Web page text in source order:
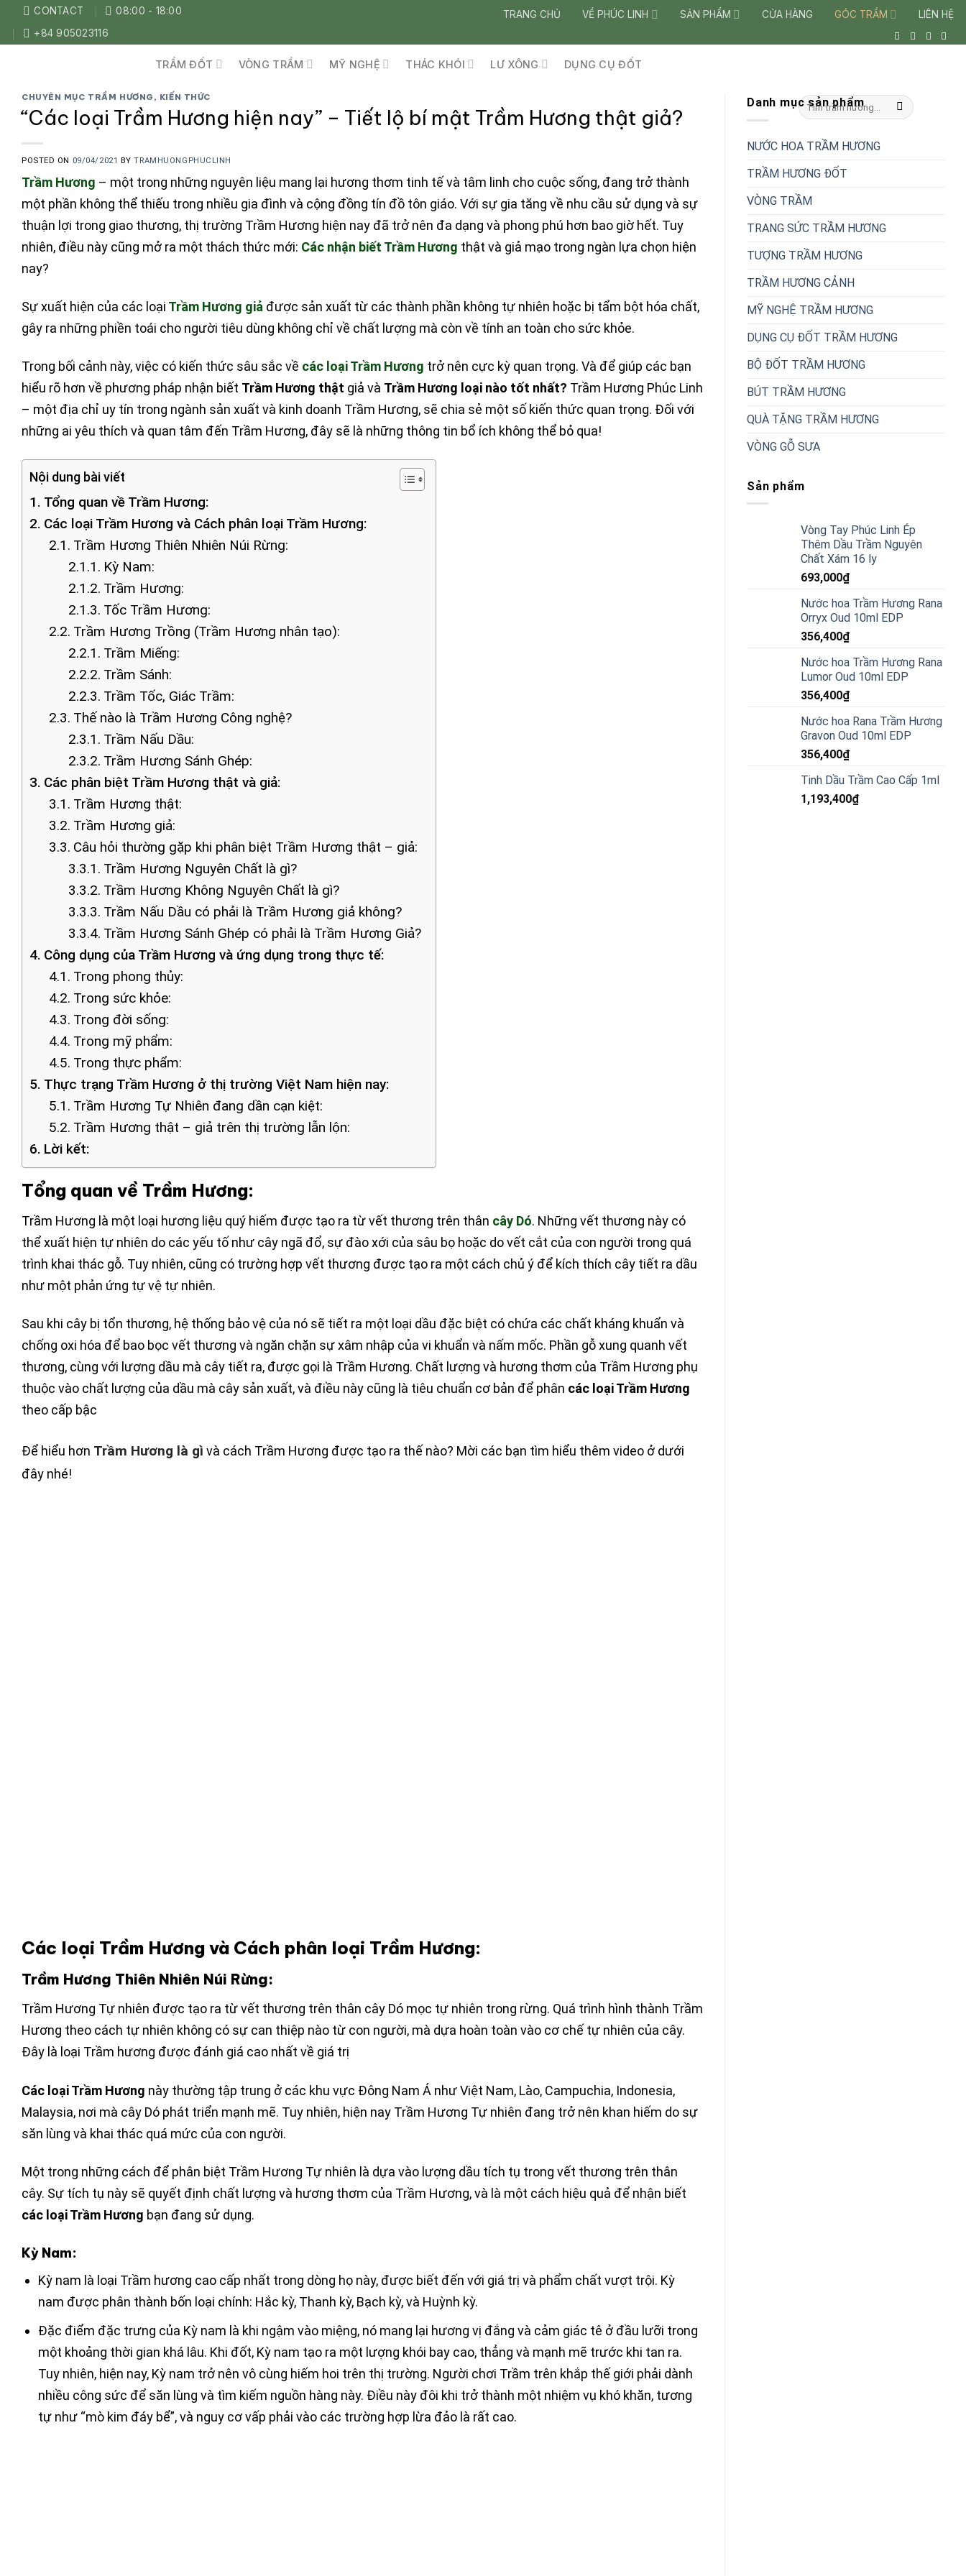
content
CONTACT
08:00 - 18:00
+84 905023116
TRANG CHỦ VỀ PHÚC LINH SẢN PHẨM CỬA HÀNG GÓC TRẦM LIÊN HỆ
TRẦM ĐỐT VÒNG TRẦM MỸ NGHỆ THÁC KHÓI LƯ XÔNG DỤNG CỤ ĐỐT
Tìm
kiếm:
CHUYÊN MỤC TRẦM HƯƠNG , KIẾN THỨC
“Các loại Trầm Hương hiện nay” – Tiết lộ bí mật Trầm Hương thật giả?
POSTED ON 09/04/2021 BYTRAMHUONGPHUCLINH
Trầm Hương – một trong những nguyên liệu mang lại hương thơm tinh tế và tâm linh cho cuộc sống, đang trở thành
một phần không thể thiếu trong nhiều gia đình và cộng đồng tín đồ tôn giáo. Với sự gia tăng về nhu cầu sử dụng và sự
thuận lợi trong giao thương, thị trường Trầm Hương hiện nay đã trở nên đa dạng và phong phú hơn bao giờ hết. Tuy
nhiên, điều này cũng mở ra một thách thức mới: Các nhận biết Trầm Hương thật và giả mạo trong ngàn lựa chọn hiện
nay?
Sự xuất hiện của các loại Trầm Hương giả được sản xuất từ các thành phần không tự nhiên hoặc bị tẩm bột hóa chất,
gây ra những phiền toái cho người tiêu dùng không chỉ về chất lượng mà còn về tính an toàn cho sức khỏe.
Trong bối cảnh này, việc có kiến thức sâu sắc về các loại Trầm Hương trở nên cực kỳ quan trọng. Và để giúp các bạn
hiểu rõ hơn về phương pháp nhận biết Trầm Hương thật giả và Trầm Hương loại nào tốt nhất? Trầm Hương Phúc Linh
– một địa chỉ uy tín trong ngành sản xuất và kinh doanh Trầm Hương, sẽ chia sẻ một số kiến thức quan trọng. Đối với
những ai yêu thích và quan tâm đến Trầm Hương, đây sẽ là những thông tin bổ ích không thể bỏ qua!
Nội dung bài viết
Tổng quan về Trầm Hương:
Các loại Trầm Hương và Cách phân loại Trầm Hương:
Trầm Hương Thiên Nhiên Núi Rừng:
Kỳ Nam:
Trầm Hương:
Tốc Trầm Hương:
Trầm Hương Trồng (Trầm Hương nhân tạo):
Trầm Miếng:
Trầm Sánh:
Trầm Tốc, Giác Trầm:
Thế nào là Trầm Hương Công nghệ?
Trầm Nấu Dầu:
Trầm Hương Sánh Ghép:
Các phân biệt Trầm Hương thật và giả:
Trầm Hương thật:
Trầm Hương giả:
Câu hỏi thường gặp khi phân biệt Trầm Hương thật – giả:
Trầm Hương Nguyên Chất là gì?
Trầm Hương Không Nguyên Chất là gì?
Trầm Nấu Dầu có phải là Trầm Hương giả không?
Trầm Hương Sánh Ghép có phải là Trầm Hương Giả?
Công dụng của Trầm Hương và ứng dụng trong thực tế:
Trong phong thủy:
Trong sức khỏe:
Trong đời sống:
Trong mỹ phẩm:
Trong thực phẩm:
Thực trạng Trầm Hương ở thị trường Việt Nam hiện nay:
Trầm Hương Tự Nhiên đang dần cạn kiệt:
Trầm Hương thật – giả trên thị trường lẫn lộn:
Lời kết:
Tổng quan về Trầm Hương:
Trầm Hương là một loại hương liệu quý hiếm được tạo ra từ vết thương trên thân cây Dó. Những vết thương này có
thể xuất hiện tự nhiên do các yếu tố như cây ngã đổ, sự đào xới của sâu bọ hoặc do vết cắt của con người trong quá
trình khai thác gỗ. Tuy nhiên, cũng có trường hợp vết thương được tạo ra một cách chủ ý để kích thích cây tiết ra dầu
như một phản ứng tự vệ tự nhiên.
Sau khi cây bị tổn thương, hệ thống bảo vệ của nó sẽ tiết ra một loại dầu đặc biệt có chứa các chất kháng khuẩn và
chống oxi hóa để bao bọc vết thương và ngăn chặn sự xâm nhập của vi khuẩn và nấm mốc. Phần gỗ xung quanh vết
thương, cùng với lượng dầu mà cây tiết ra, được gọi là Trầm Hương. Chất lượng và hương thơm của Trầm Hương phụ
thuộc vào chất lượng của dầu mà cây sản xuất, và điều này cũng là tiêu chuẩn cơ bản để phân các loại Trầm Hương
theo cấp bậc
Để hiểu hơn Trầm Hương là gì và cách Trầm Hương được tạo ra thế nào? Mời các bạn tìm hiểu thêm video ở dưới
đây nhé!
Các loại Trầm Hương và Cách phân loại Trầm Hương:
Trầm Hương Thiên Nhiên Núi Rừng:
Trầm Hương Tự nhiên được tạo ra từ vết thương trên thân cây Dó mọc tự nhiên trong rừng. Quá trình hình thành Trầm
Hương theo cách tự nhiên không có sự can thiệp nào từ con người, mà dựa hoàn toàn vào cơ chế tự nhiên của cây.
Đây là loại Trầm hương được đánh giá cao nhất về giá trị
Các loại Trầm Hương này thường tập trung ở các khu vực Đông Nam Á như Việt Nam, Lào, Campuchia, Indonesia,
Malaysia, nơi mà cây Dó phát triển mạnh mẽ. Tuy nhiên, hiện nay Trầm Hương Tự nhiên đang trở nên khan hiếm do sự
săn lùng và khai thác quá mức của con người.
Một trong những cách để phân biệt Trầm Hương Tự nhiên là dựa vào lượng dầu tích tụ trong vết thương trên thân
cây. Sự tích tụ này sẽ quyết định chất lượng và hương thơm của Trầm Hương, và là một cách hiệu quả để nhận biết
các loại Trầm Hương bạn đang sử dụng.
Kỳ Nam:
Kỳ nam là loại Trầm hương cao cấp nhất trong dòng họ này, được biết đến với giá trị và phẩm chất vượt trội. Kỳ
nam được phân thành bốn loại chính: Hắc kỳ, Thanh kỳ, Bạch kỳ, và Huỳnh kỳ.
Đặc điểm đặc trưng của Kỳ nam là khi ngậm vào miệng, nó mang lại hương vị đắng và cảm giác tê ở đầu lưỡi trong
một khoảng thời gian khá lâu. Khi đốt, Kỳ nam tạo ra một lượng khói bay cao, thẳng và mạnh mẽ trước khi tan ra.
Tuy nhiên, hiện nay, Kỳ nam trở nên vô cùng hiếm hoi trên thị trường. Người chơi Trầm trên khắp thế giới phải dành
nhiều công sức để săn lùng và tìm kiếm nguồn hàng này. Điều này đôi khi trở thành một nhiệm vụ khó khăn, tương
tự như “mò kim đáy bể”, và nguy cơ vấp phải vào các trường hợp lừa đảo là rất cao.
Danh mục sản phẩm
NƯỚC HOA TRẦM HƯƠNG
TRẦM HƯƠNG ĐỐT
VÒNG TRẦM
TRANG SỨC TRẦM HƯƠNG
TƯỢNG TRẦM HƯƠNG
TRẦM HƯƠNG CẢNH
MỸ NGHỆ TRẦM HƯƠNG
DỤNG CỤ ĐỐT TRẦM HƯƠNG
BỘ ĐỐT TRẦM HƯƠNG
BÚT TRẦM HƯƠNG
QUÀ TẶNG TRẦM HƯƠNG
VÒNG GỖ SƯA
Sản phẩm
Vòng Tay Phúc Linh Ép
Thêm Dầu Trầm Nguyên
Chất Xám 16 ly
693,000₫
Nước hoa Trầm Hương Rana
Orryx Oud 10ml EDP
356,400₫
Nước hoa Trầm Hương Rana
Lumor Oud 10ml EDP
356,400₫
Nước hoa Rana Trầm Hương
Gravon Oud 10ml EDP
356,400₫
Tinh Dầu Trầm Cao Cấp 1ml
1,193,400₫